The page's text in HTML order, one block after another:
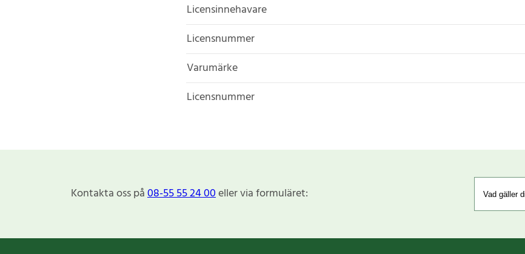
Licensinnehavare
Licensnummer
Varumärke
Licensnummer
Kontakta oss på08-55 55 24 00eller via formuläret: